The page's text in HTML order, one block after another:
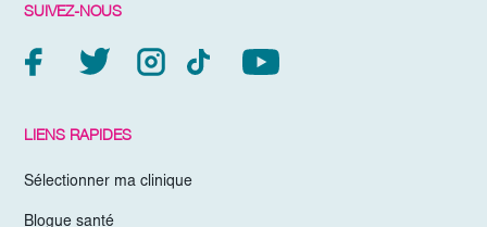
SUIVEZ-NOUS
LIENS RAPIDES
Sélectionner ma clinique
Blogue santé